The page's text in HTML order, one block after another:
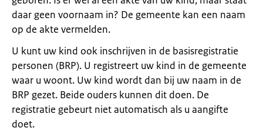
daar geen voornaam in? De gemeente kan een naam
op de akte vermelden.
U kunt uw kind ook inschrijven in de basisregistratie
personen (BRP). U registreert uw kind in de gemeente
waar u woont. Uw kind wordt dan bij uw naam in de
BRP gezet. Beide ouders kunnen dit doen. De
registratie gebeurt niet automatisch als u aangifte
doet.